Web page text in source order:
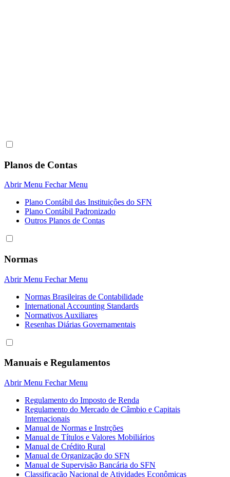
Planos de Contas
Abrir Menu Fechar Menu
Plano Contábil das Instituiçôes do SFN
Plano Contábil Padronizado
Outros Planos de Contas
Normas
Abrir Menu Fechar Menu
Normas Brasileiras de Contabilidade
International Accounting Standards
Normativos Auxiliares
Resenhas Diárias Governamentais
Manuais e Regulamentos
Abrir Menu Fechar Menu
Regulamento do Imposto de Renda
Regulamento do Mercado de Câmbio e Capitais
Internacionais
Manual de Normas e Instrções
Manual de Títulos e Valores Mobiliários
Manual de Crédito Rural
Manual de Organização do SFN
Manual de Supervisão Bancária do SFN
Classificação Nacional de Atividades Econômicas